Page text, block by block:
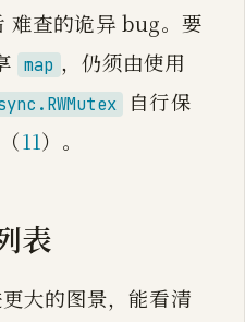
难查的诡异 bug。要
map ，仍须由使用
自行保
（11）。
表
大的图景，能看清